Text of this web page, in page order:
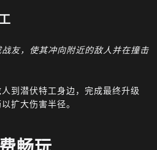
友，使其冲向附近的敌人并在撞击
到潜伏特工身边，完成最终升级
扩大伤害半径。
畅玩